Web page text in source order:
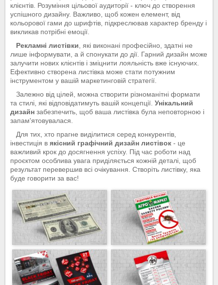
клієнтів. Розуміння цільової аудиторії - ключ до створення
успішного дизайну. Важливо, щоб кожен елемент, від
кольорової гами до шрифтів, підкреслював характер бренду і
викликав потрібні емоції.
Рекламні листівки, які виконані професійно, здатні не
лише інформувати, а й спонукати до дії. Гарний дизайн може
залучити нових клієнтів і зміцнити лояльність вже існуючих.
Ефективно створена листівка може стати потужним
інструментом у вашій маркетинговій стратегії.
Залежно від цілей, можна створити різноманітні формати
та стилі, які відповідатимуть вашій концепції. Унікальний
дизайнзабезпечить, щоб ваша листівка була неповторною і
запам'ятовувалася.
Для тих, хто прагне виділитися серед конкурентів,
інвестиція в якісний графічний дизайн листівок- це
важливий крок до досягнення успіху. Під час роботи над
проєктом особлива увага приділяється кожній деталі, щоб
результат перевершив всі очікування. Створіть листівку, яка
буде говорити за вас!